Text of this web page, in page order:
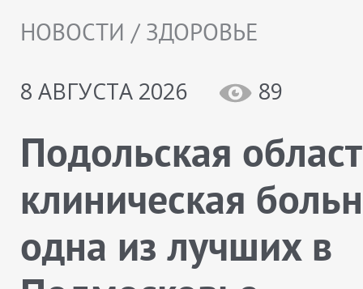
НОВОСТИ / ЗДОРОВЬЕ
8 АВГУСТА 2026
89
Подольская
клиническая
одна из лучших в